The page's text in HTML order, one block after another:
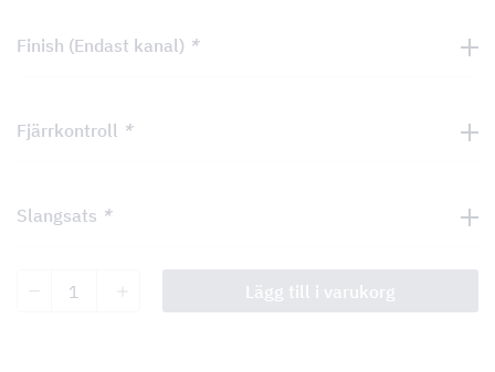
Finish (Endast kanal) *
Fjärrkontroll *
Slangsats *
Frihängande
Lägg till i varukorg